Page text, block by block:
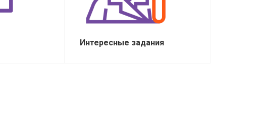
Интересные задания